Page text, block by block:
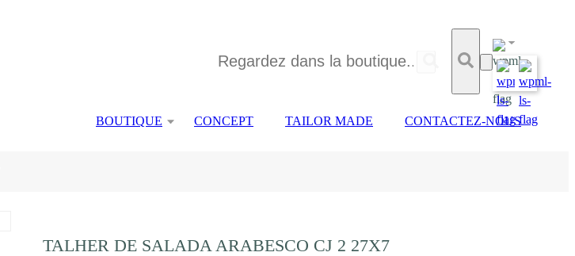
BOUTIQUE CONCEPT TAILOR MADE CONTACTEZ-NOUS
TALHER DE SALADA ARABESCO CJ 2 27X7